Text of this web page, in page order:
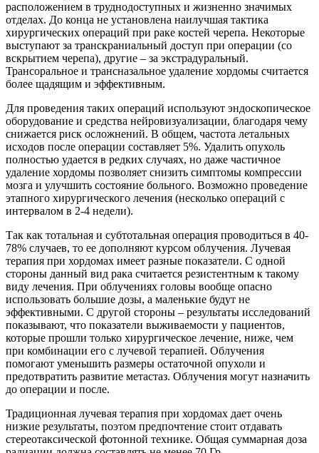
расположением в труднодоступных и жизненно значимых
отделах. До конца не установлена наилучшая тактика
хирургических операций при раке костей черепа. Некоторые
выступают за транскраниальный доступ при операции (со
вскрытием черепа), другие – за экстрадуральный.
Трансоральное и трансназальное удаление хордомы считается
более щадящим и эффективным.
Для проведения таких операций используют эндоскопическое
оборудование и средства нейровизуализации, благодаря чему
снижается риск осложнений. В общем, частота летальных
исходов после операции составляет 5%. Удалить опухоль
полностью удается в редких случаях, но даже частичное
удаление хордомы позволяет снизить симптомы компрессии
мозга и улучшить состояние больного. Возможно проведение
этапного хирургического лечения (несколько операций с
интервалом в 2-4 недели).
Так как тотальная и субтотальная операция проводиться в 40-
78% случаев, то ее дополняют курсом облучения. Лучевая
терапия при хордомах имеет разные показатели. С одной
стороны данный вид рака считается резистентным к такому
виду лечения. При облучениях головы вообще опасно
использовать большие дозы, а маленькие будут не
эффективными. С другой стороны – результаты исследований
показывают, что показатели выживаемости у пациентов,
которые прошли только хирургическое лечение, ниже, чем
при комбинации его с лучевой терапией. Облучения
помогают уменьшить размеры остаточной опухоли и
предотвратить развитие метастаз. Облучения могут назначить
до операции и после.
Традиционная лучевая терапия при хордомах дает очень
низкие результаты, поэтом предпочтение стоит отдавать
стереотаксической фотонной технике. Общая суммарная доза